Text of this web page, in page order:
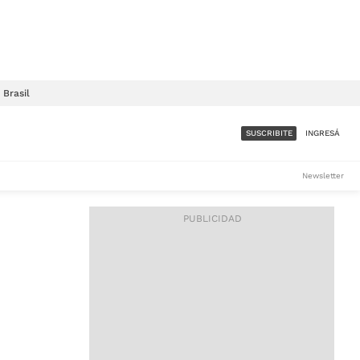
Brasil
ACCESO FULL - $1.800/MES
SUSCRIBITE INGRESÁ
Newsletter